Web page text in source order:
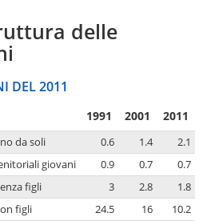
delle
DEL 2011
1991 2001 2011
da soli 0.6 1.4
2.1
giovani
0.9 0.7
0.7
figli
3 2.8
1.8
figli
24.5 16 10.2